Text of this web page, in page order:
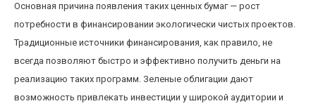
Основная причина появления таких ценных бумаг — рост
потребности в финансировании экологически чистых проектов.
Традиционные источники финансирования, как правило, не
всегда позволяют быстро и эффективно получить деньги на
реализацию таких программ. Зеленые облигации дают
возможность привлекать инвестиции у широкой аудитории и